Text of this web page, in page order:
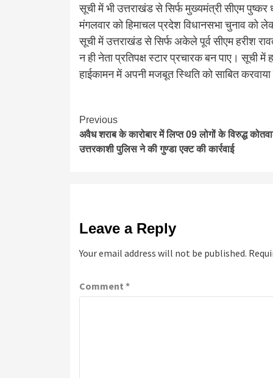
सूची में भी उत्तराखंड से सिर्फ मुख्यमंत्री सीएम पुष्कर
मंगलवार को हिमाचल प्रदेश विधानसभा चुनाव को
सूची में उत्तराखंड से सिर्फ अकेले पूर्व सीएम हरीश
न ही नेता प्रतिपक्ष स्टार प्रचारक बन पाए। सूची में
हाईकामन में अपनी मजबूत स्थिति को साबित
Continue
Reading
Previous
अवैध शराब के कारोबार में लिप्त 09 लोगों के विरुद्ध
उत्तरकाशी पुलिस ने की गुण्डा एक्ट की कार्रवाई
Leave a Reply
Your email address will not be published.
Comment *